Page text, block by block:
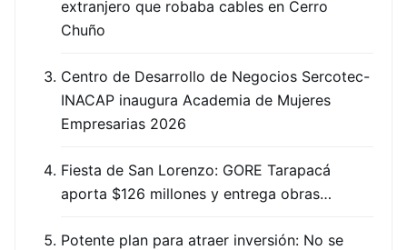
extranjero que robaba cables en Cerro
Chuño
Centro de Desarrollo de Negocios Sercotec-
INACAP inaugura Academia de Mujeres
Empresarias 2026
Fiesta de San Lorenzo: GORE Tarapacá
aporta $126 millones y entrega obras…
Potente plan para atraer inversión: No se